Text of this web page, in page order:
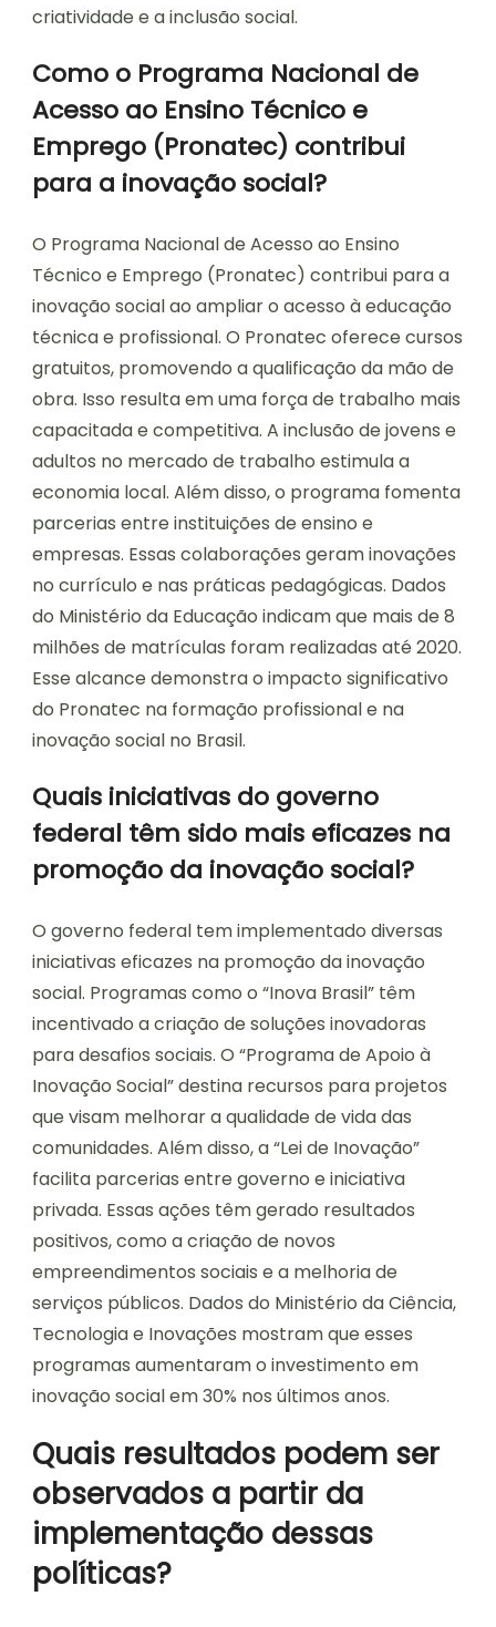
criatividade e a inclusão social.
Como o Programa Nacional de
Acesso ao Ensino Técnico e
Emprego (Pronatec) contribui
para a inovação social?
O Programa Nacional de Acesso ao Ensino
Técnico e Emprego (Pronatec) contribui para a
inovação social ao ampliar o acesso à educação
técnica e profissional. O Pronatec oferece cursos
gratuitos, promovendo a qualificação da mão de
obra. Isso resulta em uma força de trabalho mais
capacitada e competitiva. A inclusão de jovens e
adultos no mercado de trabalho estimula a
economia local. Além disso, o programa fomenta
parcerias entre instituições de ensino e
empresas. Essas colaborações geram inovações
no currículo e nas práticas pedagógicas. Dados
do Ministério da Educação indicam que mais de 8
milhões de matrículas foram realizadas até 2020.
Esse alcance demonstra o impacto significativo
do Pronatec na formação profissional e na
inovação social no Brasil.
Quais iniciativas do governo
federal têm sido mais eficazes na
promoção da inovação social?
O governo federal tem implementado diversas
iniciativas eficazes na promoção da inovação
social. Programas como o “Inova Brasil” têm
incentivado a criação de soluções inovadoras
para desafios sociais. O “Programa de Apoio à
Inovação Social” destina recursos para projetos
que visam melhorar a qualidade de vida das
comunidades. Além disso, a “Lei de Inovação”
facilita parcerias entre governo e iniciativa
privada. Essas ações têm gerado resultados
positivos, como a criação de novos
empreendimentos sociais e a melhoria de
serviços públicos. Dados do Ministério da Ciência,
Tecnologia e Inovações mostram que esses
programas aumentaram o investimento em
inovação social em 30% nos últimos anos.
Quais resultados podem ser
observados a partir da
implementação dessas
políticas?